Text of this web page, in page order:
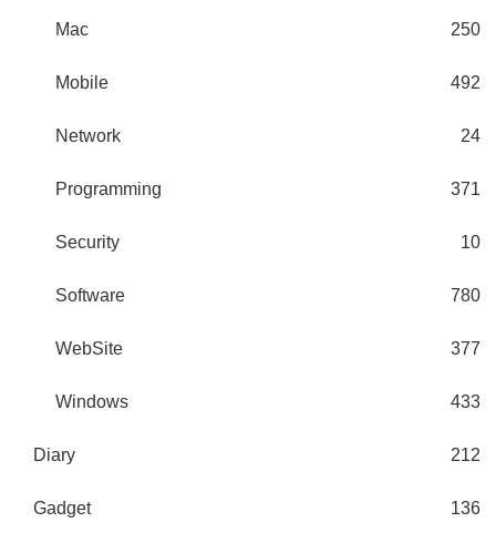
Mac 250
Mobile 492
Network 24
Programming 371
Security 10
Software 780
WebSite 377
Windows 433
Diary 212
Gadget 136